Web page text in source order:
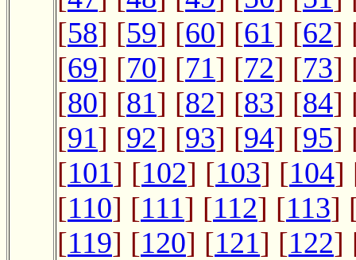
[58] [59] [60] [61] [62]
[69] [70] [71] [72] [73]
[80] [81] [82] [83] [84]
[91] [92] [93] [94] [95]
[101] [102] [103] [104]
[110] [111] [112] [113]
[119] [120] [121] [122]